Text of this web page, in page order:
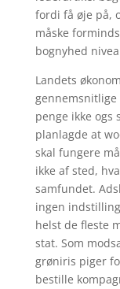
fordi få øje på,
måske
bognyhed
Landets
gennemsnitlige
penge ikke ogs
planlagde at
skal fungere
ikke af sted,
samfundet.
ingen
helst de fleste
stat. Som
grøniris piger
bestille